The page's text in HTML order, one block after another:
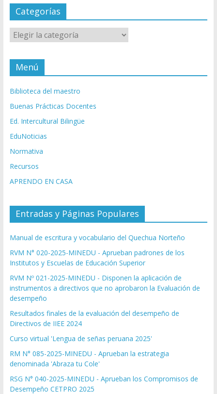
Categorías
Categorías
Menú
Biblioteca del maestro
Buenas Prácticas Docentes
Ed. Intercultural Bilingüe
EduNoticias
Normativa
Recursos
APRENDO EN CASA
Entradas y Páginas Populares
Manual de escritura y vocabulario del Quechua Norteño
RVM N° 020-2025-MINEDU - Aprueban padrones de los
Institutos y Escuelas de Educación Superior
RVM Nº 021-2025-MINEDU - Disponen la aplicación de
instrumentos a directivos que no aprobaron la Evaluación de
desempeño
Resultados finales de la evaluación del desempeño de
Directivos de IIEE 2024
Curso virtual 'Lengua de señas peruana 2025'
RM N° 085-2025-MINEDU - Aprueban la estrategia
denominada 'Abraza tu Cole'
RSG N° 040-2025-MINEDU - Aprueban los Compromisos de
Desempeño CETPRO 2025